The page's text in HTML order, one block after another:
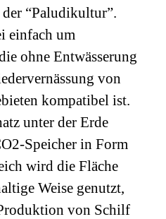
“Paludikultur”.
einfach um
ohne Entwässerung
von
kompatibel ist.
unter der Erde
Speicher in Form
wird die Fläche
Weise genutzt,
von Schilf